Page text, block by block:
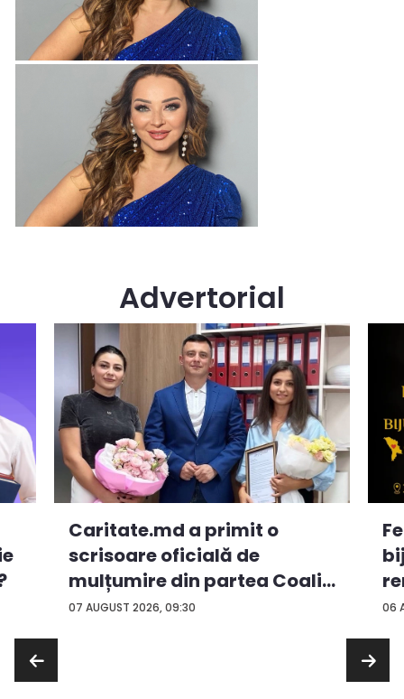
Advertorial
07 AUGUST 2026, 09:30
Caritate.md a primit o
scrisoare oficială de
mulțumire din partea Coali...
06
...